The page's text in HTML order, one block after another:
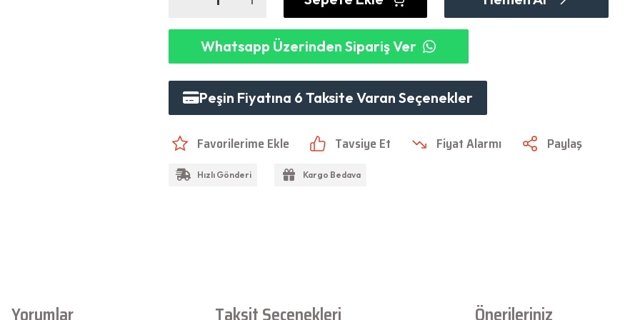
Whatsapp Üzerinden Sipariş Ver
Peşin Fiyatına 6 Taksite Varan Seçenekler
Tavsiye Et Fiyat Alarmı Paylaş
Hızlı Gönderi Kargo Bedava